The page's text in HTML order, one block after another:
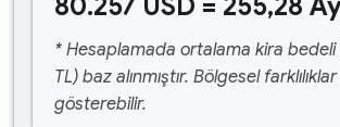
80.257 USD = 255,28
* Hesaplamada ortalama kira
TL) baz alınmıştır. Bölgesel farklılıklar
gösterebilir.